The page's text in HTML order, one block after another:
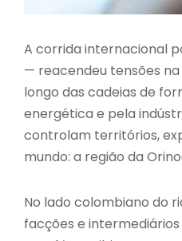
A corrida internacional
— reacendeu tensões
longo das cadeias de
energética e pela
controlam territórios,
mundo: a região da
No lado colombiano do
facções e